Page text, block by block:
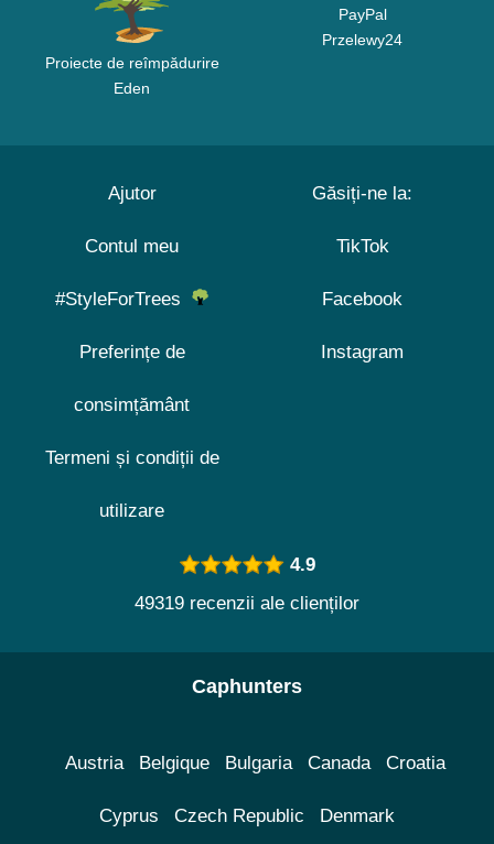
Proiecte de reîmpădurire
Eden
PayPal
Przelewy24
Ajutor
Contul meu
#StyleForTrees
Preferințe de
consimțământ
Termeni și condiții de
utilizare
Găsiți-ne la:
TikTok
Facebook
Instagram
4.9
49319 recenzii ale clienților
Caphunters
Austria Belgique Bulgaria Canada Croatia
Cyprus Czech Republic Denmark